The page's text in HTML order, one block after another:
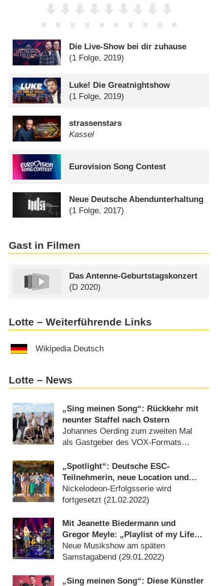
Die Live-Show bei dir zuhause
(1 Folge, 2019)
Luke! Die Greatnightshow
(1 Folge, 2019)
strassenstars
Kassel
Eurovision Song Contest
Neue Deutsche Abendunterhaltung
(1 Folge, 2017)
Gast in Filmen
Das Antenne-Geburtstagskonzert
(D 2020)
Lotte – Weiterführende Links
Wikipedia Deutsch
Lotte – News
„Sing meinen Song“: Rückkehr mit
neunter Staffel nach Ostern
Johannes Oerding zum zweiten Mal
als Gastgeber des VOX-Formats
„Spotlight“: Deutsche ESC-
Teilnehmerin, neue Location und
längere Folgen in sechster Staffel
Nickelodeon-Erfolgsserie wird
fortgesetzt (21.02.2022)
Mit Jeanette Biedermann und
Gregor Meyle: „Playlist of my Life“
startet im Ersten
Neue Musikshow am späten
Samstagabend (29.01.2022)
„Sing meinen Song“: Diese Künstler